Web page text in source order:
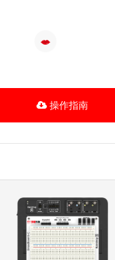
操作指南